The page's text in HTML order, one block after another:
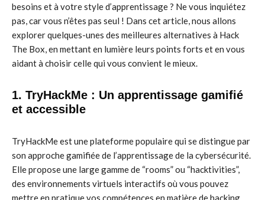
besoins et à votre style d’apprentissage ? Ne vous inquiétez
pas, car vous n’êtes pas seul ! Dans cet article, nous allons
explorer quelques-unes des meilleures alternatives à Hack
The Box, en mettant en lumière leurs points forts et en vous
aidant à choisir celle qui vous convient le mieux.
1. TryHackMe : Un apprentissage gamifié
et accessible
TryHackMe est une plateforme populaire qui se distingue par
son approche gamifiée de l’apprentissage de la cybersécurité.
Elle propose une large gamme de “rooms” ou “hacktivities”,
des environnements virtuels interactifs où vous pouvez
mettre en pratique vos compétences en matière de hacking